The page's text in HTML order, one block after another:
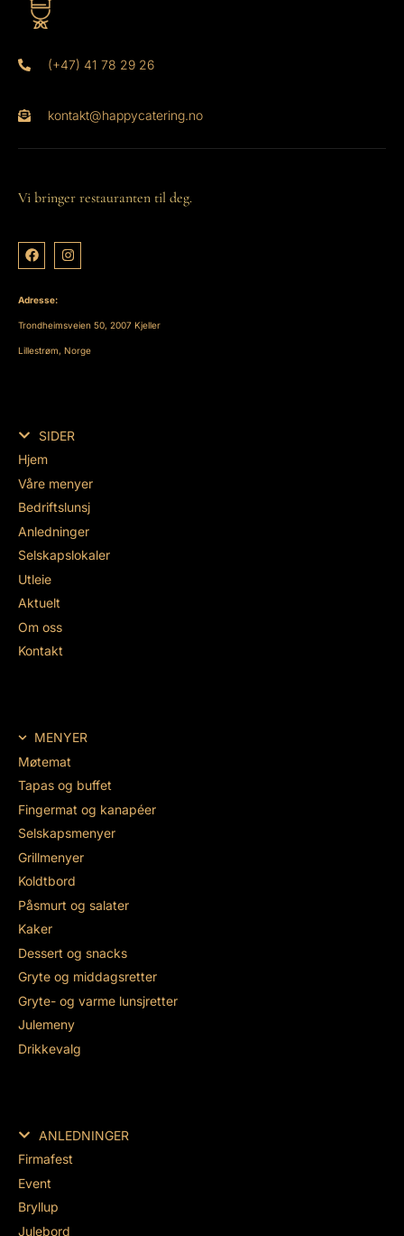
(+47) 41 78 29 26
kontakt@happycatering.no
Vi bringer restauranten til deg.
Adresse:
Trondheimsveien 50, 2007 Kjeller
Lillestrøm, Norge
SIDER
Hjem
Våre menyer
Bedriftslunsj
Anledninger
Selskapslokaler
Utleie
Aktuelt
Om oss
Kontakt
MENYER
Møtemat
Tapas og buffet
Fingermat og kanapéer
Selskapsmenyer
Grillmenyer
Koldtbord
Påsmurt og salater
Kaker
Dessert og snacks
Gryte og middagsretter
Gryte- og varme lunsjretter
Julemeny
Drikkevalg
ANLEDNINGER
Firmafest
Event
Bryllup
Julebord